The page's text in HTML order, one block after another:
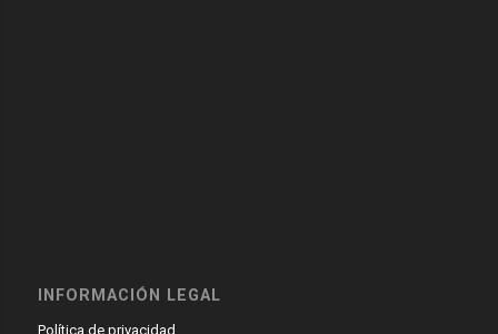
INFORMACIÓN LEGAL
Política de privacidad